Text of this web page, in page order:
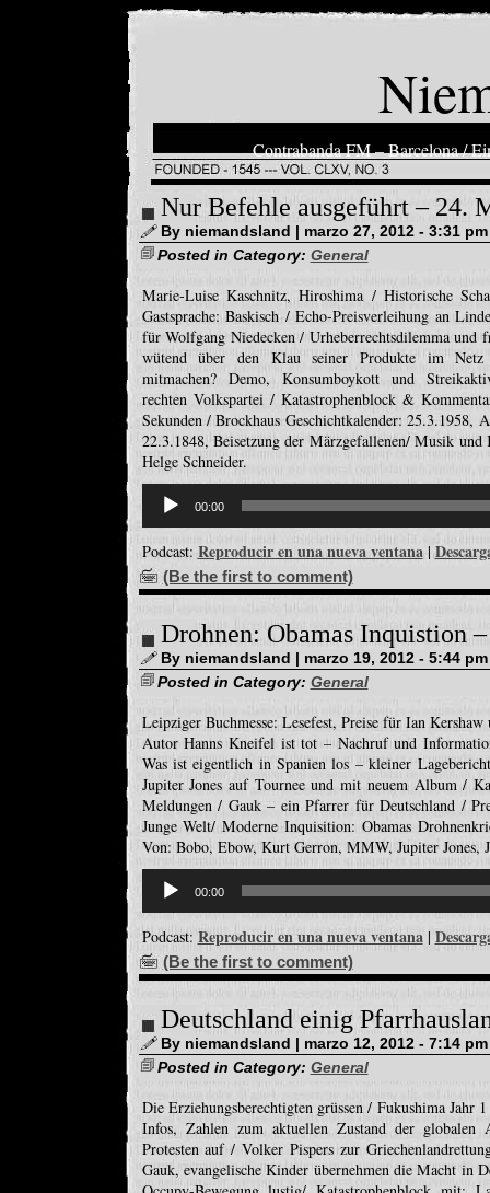
Contrabanda FM – Barcelona /
Nur Befehle ausgeführt – 24.
By niemandsland | marzo 27, 2012 - 3:31 pm
Posted in Category: General
Marie-Luise Kaschnitz, Hiroshima / Historische
Gastsprache: Baskisch / Echo-Preisverleihung an
für Wolfgang Niedecken / Urheberrechtsdilemma und
wütend über den Klau seiner Produkte im Netz
mitmachen? Demo, Konsumboykott und
rechten Volkspartei / Katastrophenblock &
Sekunden / Brockhaus Geschichtkalender: 25.3.1958,
22.3.1848, Beisetzung der Märzgefallenen/ Musik
Helge Schneider.
audio
00:00
Podcast: Reproducir en una nueva ventana|
(Be the first to comment)
Drohnen: Obamas Inquistion
By niemandsland | marzo 19, 2012 - 5:44 pm
Posted in Category: General
Leipziger Buchmesse: Lesefest, Preise für Ian
Autor Hanns Kneifel ist tot – Nachruf und
Was ist eigentlich in Spanien los – kleiner
Jupiter Jones auf Tournee und mit neuem Album /
Meldungen / Gauk – ein Pfarrer für Deutschland /
Junge Welt/ Moderne Inquisition: Obamas
Von: Bobo, Ebow, Kurt Gerron, MMW, Jupiter Jones,
audio
00:00
Podcast: Reproducir en una nueva ventana|
(Be the first to comment)
Deutschland einig
By niemandsland | marzo 12, 2012 - 7:14 pm
Posted in Category: General
Die Erziehungsberechtigten grüssen / Fukushima Jahr
Infos, Zahlen zum aktuellen Zustand der
Protesten auf / Volker Pispers zur
Gauk, evangelische Kinder übernehmen die Macht in